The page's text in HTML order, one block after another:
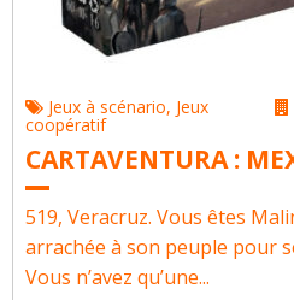
Jeux à scénario, Jeux
coopératif
CARTAVENTURA :
519, Veracruz. Vous êtes
arrachée à son peuple pour
Vous n’avez qu’une...